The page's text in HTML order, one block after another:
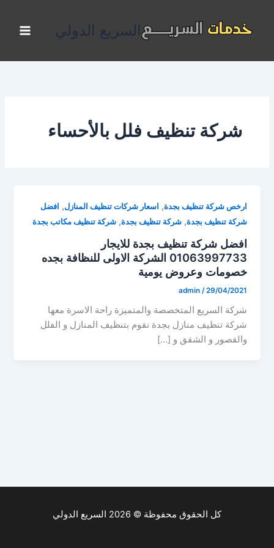
المحتوى
السريع الدولي
شركة تنظيف فلل بالأحساء
ارخص شركة تنظيف بجدة, اسعار شركات تنظيف المنازل, افضل
شركة تنظيف بجدة,شركة تنظيف بجدة,شركة تنظيف مكاتب بجدة
افضل شركة تنظيف بجدة للايجار
01063997733 الشركة الاولى للنظافة بجده
خصومات وعروض يومية
admin /29/04/2021
شركة السريع المتخصصة والمتميزة راحة الاسرة معها
شركة تنظيف منازل بجدة نقوم بتنظيف المنازل و الفلل
والقصور و الشقق و […]
كل الحقوق محفوظة © 2026 السريع الدولي